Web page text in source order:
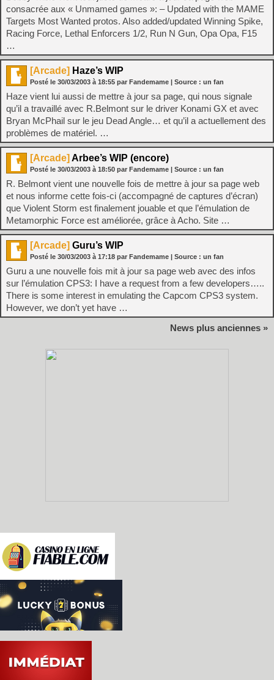
consacrée aux « Unmamed games »: – Updated with the MAME
Targets Most Wanted protos. Also added/updated Winning Spike,
Racing Force, Lethal Enforcers 1/2, Run N Gun, Opa Opa, F15
…
[Arcade] Haze’s WIP
Posté le 30/03/2003 à 18:55 par Fandemame | Source : un fan
Haze vient lui aussi de mettre à jour sa page, qui nous signale
qu’il a travaillé avec R.Belmont sur le driver Konami GX et avec
Bryan McPhail sur le jeu Dead Angle… et qu’il a actuellement des
problèmes de matériel. …
[Arcade] Arbee’s WIP (encore)
Posté le 30/03/2003 à 18:50 par Fandemame | Source : un fan
R. Belmont vient une nouvelle fois de mettre à jour sa page web
et nous informe cette fois-ci (accompagné de captures d’écran)
que Violent Storm est finalement jouable et que l’émulation de
Metamorphic Force est améliorée, grâce à Acho. Site …
[Arcade] Guru’s WIP
Posté le 30/03/2003 à 17:18 par Fandemame | Source : un fan
Guru a une nouvelle fois mit à jour sa page web avec des infos
sur l’émulation CPS3: I have a request from a few developers…..
There is some interest in emulating the Capcom CPS3 system.
However, we don’t yet have …
News plus anciennes »